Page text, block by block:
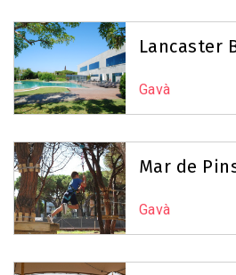
Lancaster
Gavà
Mar de
Gavà